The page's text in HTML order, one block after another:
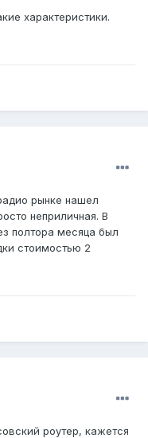
характеристики.
рынке нашел
неприличная. В
полтора месяца был
стоимостью 2
роутер, кажется